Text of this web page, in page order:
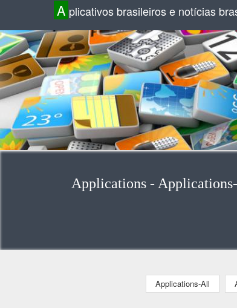
A plicativos brasileiros e notícias
Applications -
Applications-All